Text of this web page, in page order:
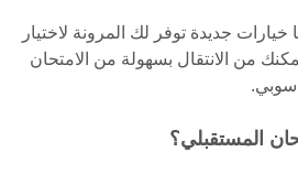
خيارات جديدة توفر لك المرونة لاختيار
من الانتقال بسهولة من الامتحان
المستقبلي؟